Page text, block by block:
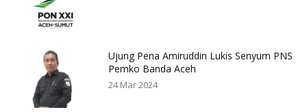
Ujung Pena Amiruddin Lukis Senyum PNS
Pemko Banda Aceh
24 Mar 2024